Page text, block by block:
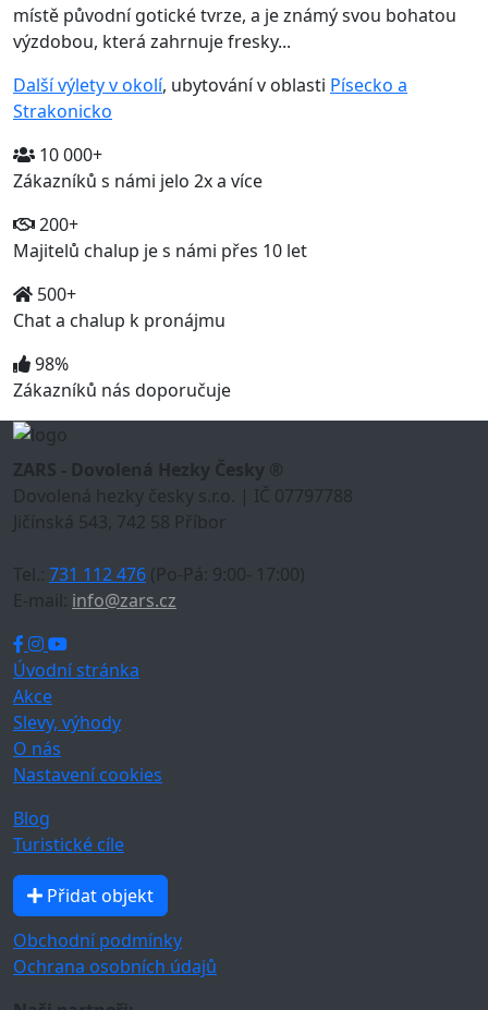
místě původní gotické tvrze, a je známý svou bohatou
výzdobou, která zahrnuje fresky...
Další výlety v okolí, ubytování v oblasti Písecko a
Strakonicko
10 000+
Zákazníků s námi jelo 2x a více
200+
Majitelů chalup je s námi přes 10 let
500+
Chat a chalup k pronájmu
98%
Zákazníků nás doporučuje
ZARS - Dovolená Hezky Česky ®
Dovolená hezky česky s.r.o. | IČ 07797788
Jičínská 543, 742 58 Příbor
Tel.: 731 112 476 (Po-Pá: 9:00- 17:00)
E-mail: info@zars.cz
Úvodní stránka
Akce
Slevy, výhody
O nás
Nastavení cookies
Blog
Turistické cíle
Přidat objekt
Obchodní podmínky
Ochrana osobních údajů